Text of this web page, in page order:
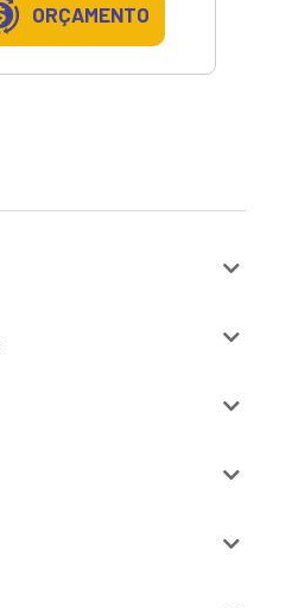
ORÇAMENTO